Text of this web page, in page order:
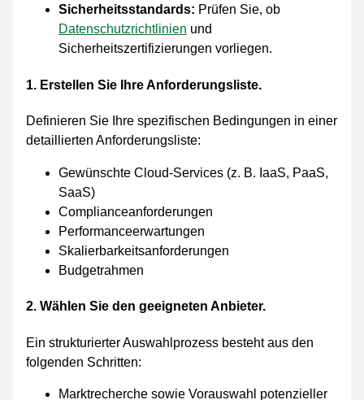
Sicherheitsstandards: Prüfen Sie, ob
Datenschutzrichtlinien und
Sicherheitszertifizierungen vorliegen.
1. Erstellen Sie Ihre Anforderungsliste.
Definieren Sie Ihre spezifischen Bedingungen in einer
detaillierten Anforderungsliste:
Gewünschte Cloud-Services (z. B. IaaS, PaaS,
SaaS)
Complianceanforderungen
Performanceerwartungen
Skalierbarkeitsanforderungen
Budgetrahmen
2. Wählen Sie den geeigneten Anbieter.
Ein strukturierter Auswahlprozess besteht aus den
folgenden Schritten:
Marktrecherche sowie Vorauswahl potenzieller